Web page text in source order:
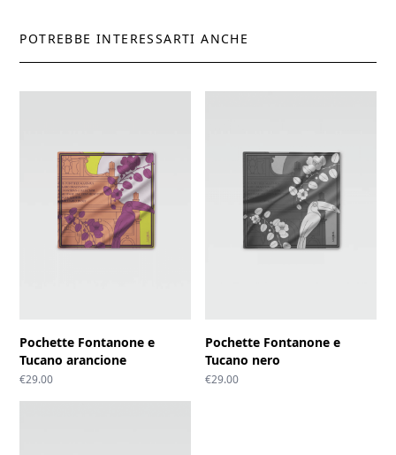
POTREBBE INTERESSARTI ANCHE
Pochette Fontanone e
Tucano arancione
€29.00
Pochette Fontanone e
Tucano nero
€29.00